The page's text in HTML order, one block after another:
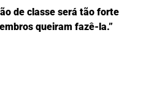
de classe será tão forte
queiram fazê-la.”